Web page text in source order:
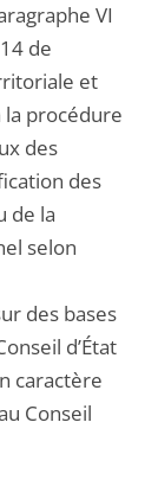
VI
de
et
procédure
des
des
de la
selon
des bases
d’État
caractère
Conseil